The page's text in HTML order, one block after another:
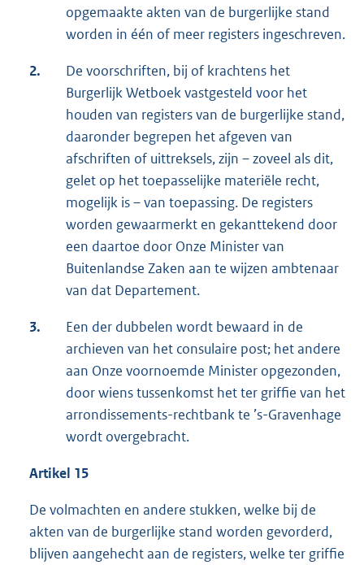
opgemaakte akten van de burgerlijke stand
worden in één of meer registers ingeschreven.
2.
De voorschriften, bij of krachtens het
Burgerlijk Wetboek vastgesteld voor het
houden van registers van de burgerlijke stand,
daaronder begrepen het afgeven van
afschriften of uittreksels, zijn – zoveel als dit,
gelet op het toepasselijke materiële recht,
mogelijk is – van toepassing. De registers
worden gewaarmerkt en gekanttekend door
een daartoe door Onze Minister van
Buitenlandse Zaken aan te wijzen ambtenaar
van dat Departement.
3.
Een der dubbelen wordt bewaard in de
archieven van het consulaire post; het andere
aan Onze voornoemde Minister opgezonden,
door wiens tussenkomst het ter griffie van het
arrondissements-rechtbank te ’s-Gravenhage
wordt overgebracht.
Artikel 15
De volmachten en andere stukken, welke bij de
akten van de burgerlijke stand worden gevorderd,
blijven aangehecht aan de registers, welke ter griffie